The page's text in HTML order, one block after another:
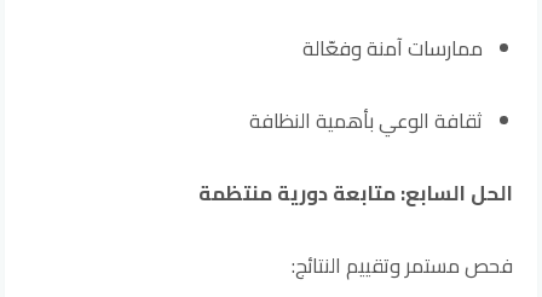
ممارسات آمنة وفعّالة
ثقافة الوعي بأهمية النظافة
الحل السابع: متابعة دورية منتظمة
فحص مستمر وتقييم النتائج: